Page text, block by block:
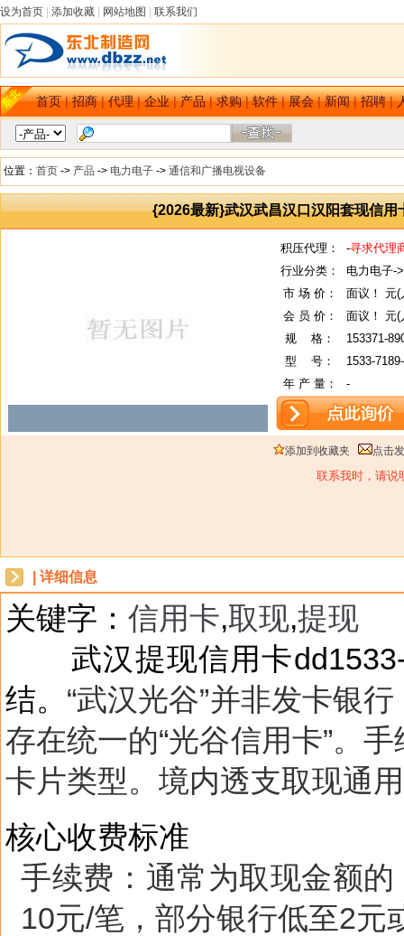
设为首页 添加收藏 网站地图 联系我们
首页|招商|代理|企业|产品|求购|软件|展会|新闻|招聘|
位置： 首页 -> 产品 -> 电力电子 -> 通信和广播电视设备
{2026最新}武汉武昌汉口汉阳套现信用
积压代理： -寻求代理
行业分类：
电力电子-
市 场 价：
面议！ 元(
会 员 价：
面议！ 元(
规
格：
153371-
型
号：
1533-
年 产 量：
-
添加到收藏夹 点击
联系我时，请说
| 详细信息
关键字： 信用卡,取现,提现
武汉提现信用卡
结。 “武汉光谷”并非发卡银
存在统一的“光谷信用卡”。
卡片类型。境内透支取现通
核心收费标准
手续费 ‌：通常为取现金额的 ‌
10元/笔 ，部分银行低至2